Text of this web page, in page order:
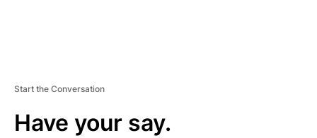
Start the Conversation
Have your say.